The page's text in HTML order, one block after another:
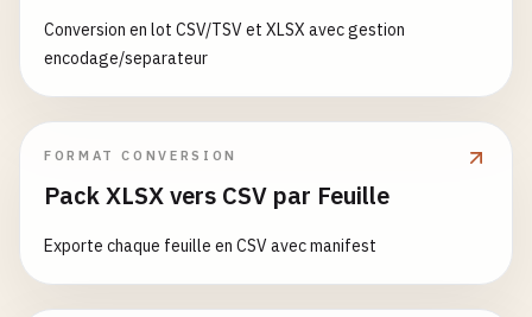
Conversion en lot CSV/TSV et XLSX avec gestion
encodage/separateur
FORMAT CONVERSION
Pack XLSX vers CSV par Feuille
Exporte chaque feuille en CSV avec manifest